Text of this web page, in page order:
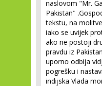
naslovom "Mr.
Pakistan"
tekstu, na
iako se uvijek
ako ne postoji
pravdu iz
uporno odbija
pogrešku i
indijska Vlada